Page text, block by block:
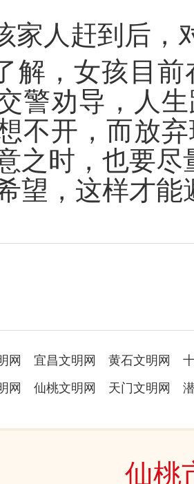
家人赶到后，
解，女孩目
警劝导，人
不开，而放
之时，也要
望，这样才
网 宜昌文明网 黄石文明网
网 仙桃文明网 天门文明网
仙桃